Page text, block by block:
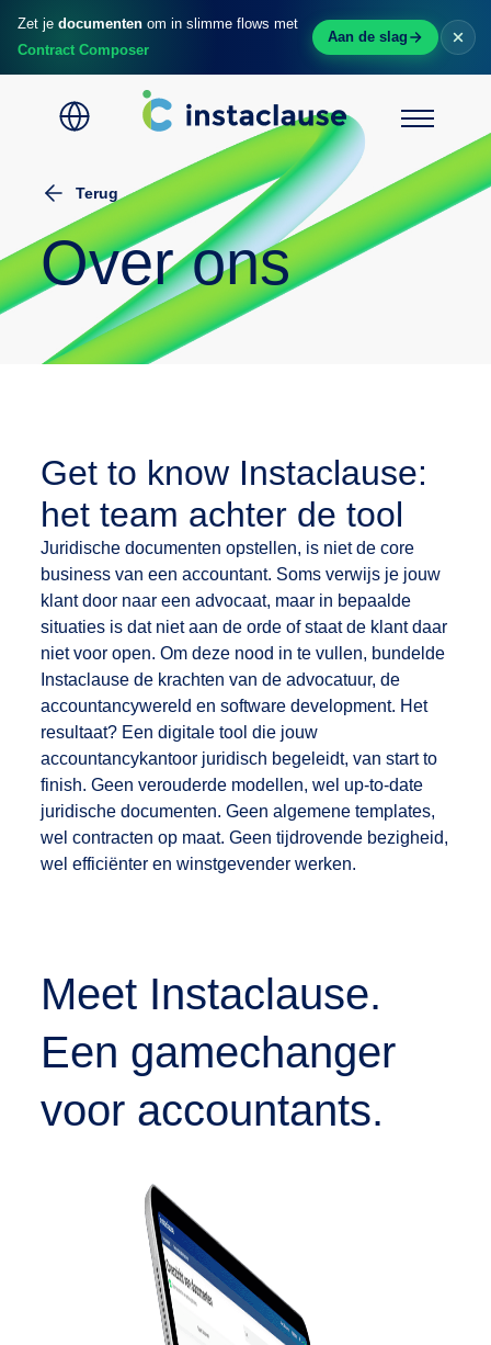
Home
Voor wie
Tool
Contract Composer
Prijzen
Blog
Over ons
Terug
Get to know Instaclause:
het team achter de tool
Juridische documenten opstellen, is niet de core
business van een accountant. Soms verwijs je jouw
klant door naar een advocaat, maar in bepaalde
situaties is dat niet aan de orde of staat de klant daar
niet voor open. Om deze nood in te vullen, bundelde
Instaclause de krachten van de advocatuur, de
accountancywereld en software development. Het
resultaat? Een digitale tool die jouw
accountancykantoor juridisch begeleidt, van start to
finish. Geen verouderde modellen, wel up-to-date
juridische documenten. Geen algemene templates,
wel contracten op maat. Geen tijdrovende bezigheid,
wel efficiënter en winstgevender werken.
Meet Instaclause.
Een gamechanger
voor accountants.
Zet je documenten om in slimme flows met
Contract Composer
Aan de slag